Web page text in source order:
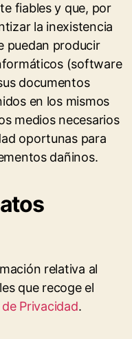
fiables y que, por
la inexistencia
puedan producir
(software
documentos
en los mismos
medios necesarios
oportunas para
dañinos.
relativa al
que recoge el
Privacidad.